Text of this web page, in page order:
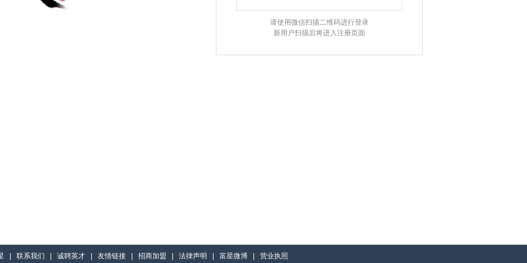
请使用微信扫描二维码进行登录
新用户扫描后将进入注册页面
联系我们 诚聘英才| 友情链接| 招商加盟 法律声明 富星微博| 营业执照